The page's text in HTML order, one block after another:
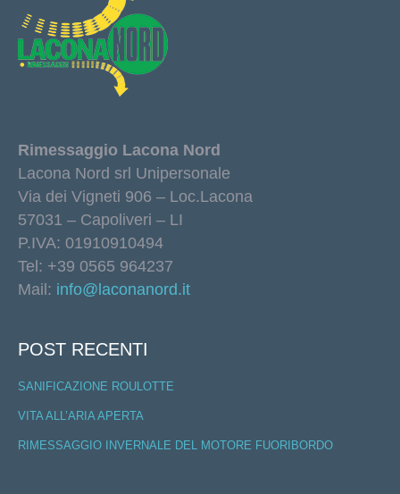
Rimessaggio Lacona Nord
Lacona Nord srl Unipersonale
Via dei Vigneti 906 – Loc.Lacona
57031 – Capoliveri – LI
P.IVA: 01910910494
Tel: +39 0565 964237
Mail: info@laconanord.it
POST RECENTI
SANIFICAZIONE ROULOTTE
VITA ALL’ARIA APERTA
RIMESSAGGIO INVERNALE DEL MOTORE FUORIBORDO